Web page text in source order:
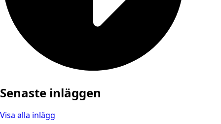
Senaste inläggen
Visa alla inlägg